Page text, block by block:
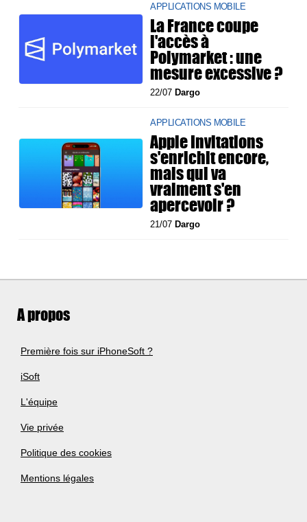
APPLICATIONS MOBILE
La France coupe
l'accès à
Polymarket : une
mesure excessive ?
22/07 Dargo
APPLICATIONS MOBILE
Apple Invitations
s'enrichit encore,
mais qui va
vraiment s'en
apercevoir ?
21/07 Dargo
A propos
Première fois sur iPhoneSoft ?
iSoft
L'équipe
Vie privée
Politique des cookies
Mentions légales